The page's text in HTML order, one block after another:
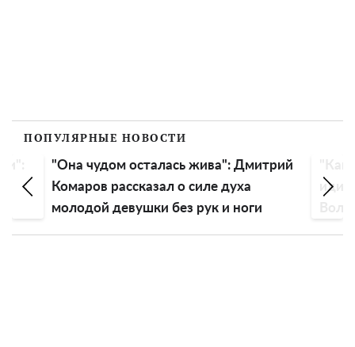
ПОПУЛЯРНЫЕ НОВОСТИ
"Она чудом осталась жива": Дмитрий
Комаров рассказал о силе духа
молодой девушки без рук и ноги